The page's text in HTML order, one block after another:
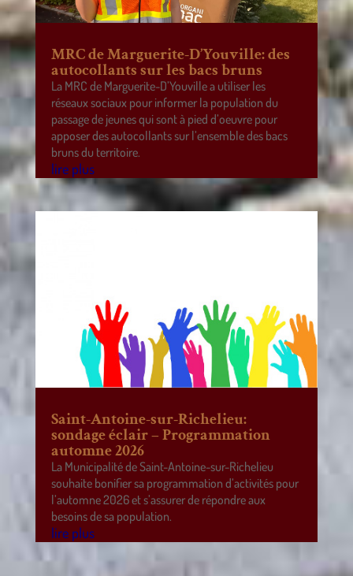
MRC de Marguerite-D’Youville: des
autocollants sur les bacs bruns
La MRC de Marguerite-D’Youville a utiliser les
réseaux sociaux pour informer la population du
passage de jeunes qui sont à pied d’oeuvre pour
apposer des autocollants sur l’ensemble des bacs
bruns du territoire.
lire plus
Saint-Antoine-sur-Richelieu:
sondage éclair – Programmation
automne 2026
La Municipalité de Saint-Antoine-sur-Richelieu
souhaite bonifier sa programmation d’activités pour
l’automne 2026 et s’assurer de répondre aux
besoins de sa population.
lire plus